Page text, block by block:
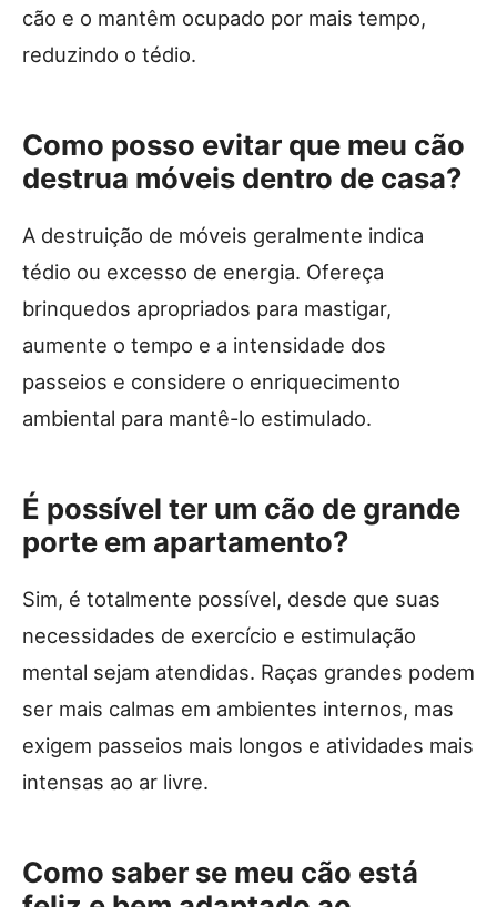
cão e o mantêm ocupado por mais tempo,
reduzindo o tédio.
Como posso evitar que meu cão
destrua móveis dentro de casa?
A destruição de móveis geralmente indica
tédio ou excesso de energia. Ofereça
brinquedos apropriados para mastigar,
aumente o tempo e a intensidade dos
passeios e considere o enriquecimento
ambiental para mantê-lo estimulado.
É possível ter um cão de grande
porte em apartamento?
Sim, é totalmente possível, desde que suas
necessidades de exercício e estimulação
mental sejam atendidas. Raças grandes podem
ser mais calmas em ambientes internos, mas
exigem passeios mais longos e atividades mais
intensas ao ar livre.
Como saber se meu cão está